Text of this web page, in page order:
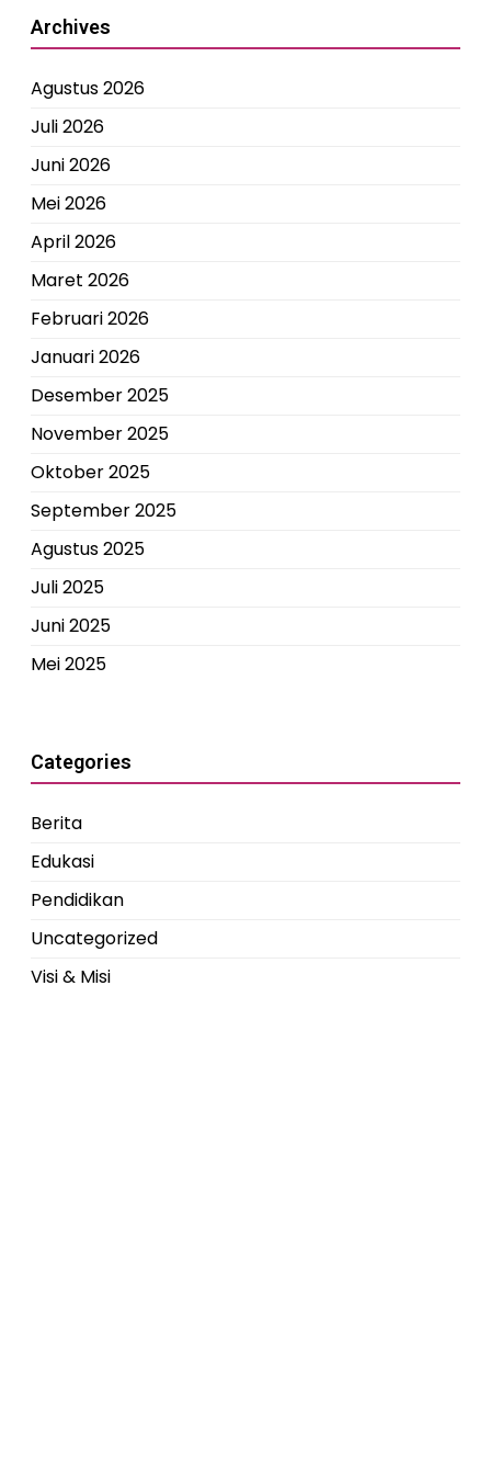
Archives
Agustus 2026
Juli 2026
Juni 2026
Mei 2026
April 2026
Maret 2026
Februari 2026
Januari 2026
Desember 2025
November 2025
Oktober 2025
September 2025
Agustus 2025
Juli 2025
Juni 2025
Mei 2025
Categories
Berita
Edukasi
Pendidikan
Uncategorized
Visi & Misi